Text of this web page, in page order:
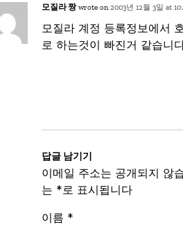
모질라 짱 wrote on2003년 12월 3일 at
모질라 계정 등록정보에서
로 하는것이 빠진거 같습니
답글 남기기
이메일 주소는 공개되지 않
는 *로 표시됩니다
이름 *